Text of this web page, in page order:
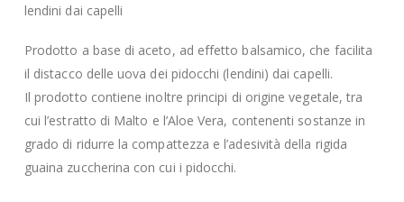
lendini dai capelli
Prodotto a base di aceto, ad effetto balsamico, che facilita
il distacco delle uova dei pidocchi (lendini) dai capelli.
Il prodotto contiene inoltre principi di origine vegetale, tra
cui l’estratto di Malto e l’Aloe Vera, contenenti sostanze in
grado di ridurre la compattezza e l’adesività della rigida
guaina zuccherina con cui i pidocchi.